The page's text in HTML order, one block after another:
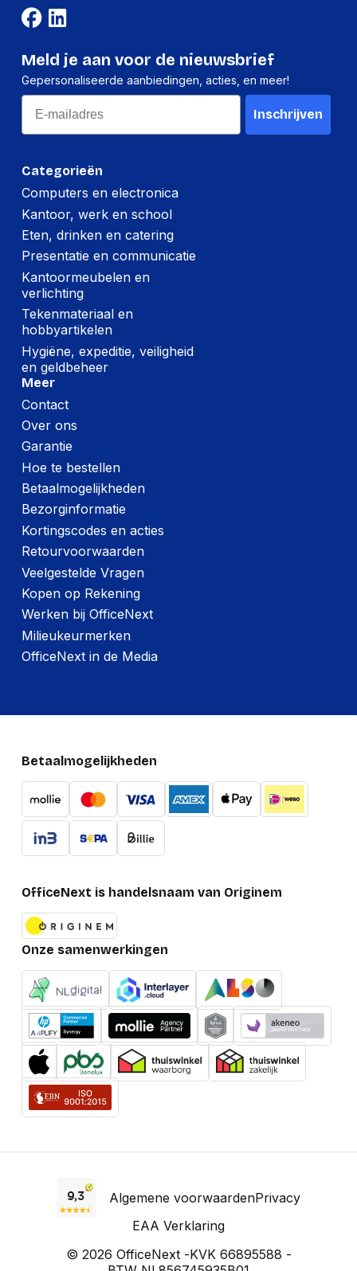
Categorieën
Computers en electronica
Kantoor, werk en school
Eten, drinken en catering
Presentatie en communicatie
Kantoormeubelen en
verlichting
Tekenmateriaal en
hobbyartikelen
Hygiëne, expeditie, veiligheid
en geldbeheer
Meer
Contact
Over ons
Garantie
Hoe te bestellen
Betaalmogelijkheden
Bezorginformatie
Kortingscodes en acties
Retourvoorwaarden
Veelgestelde Vragen
Kopen op Rekening
Werken bij OfficeNext
Milieukeurmerken
OfficeNext in de Media
Meld je aan voor de nieuwsbrief
Gepersonaliseerde aanbiedingen, acties, en meer!
Email
Inschrijven
Betaalmogelijkheden
OfficeNext is handelsnaam van Originem
Onze samenwerkingen
Algemene voorwaardenPrivacy
EAA Verklaring
© 2026 OfficeNext -KVK 66895588 -